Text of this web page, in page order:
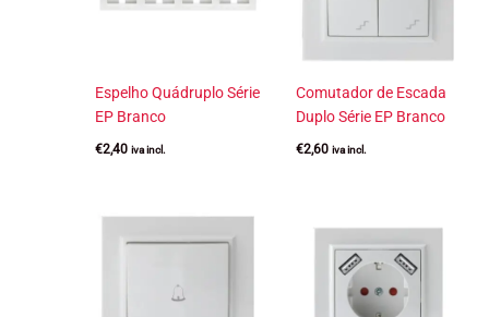
Espelho Quádruplo Série
EP Branco
€2,40 iva incl.
Comutador de Escada
Duplo Série EP Branco
€2,60 iva incl.